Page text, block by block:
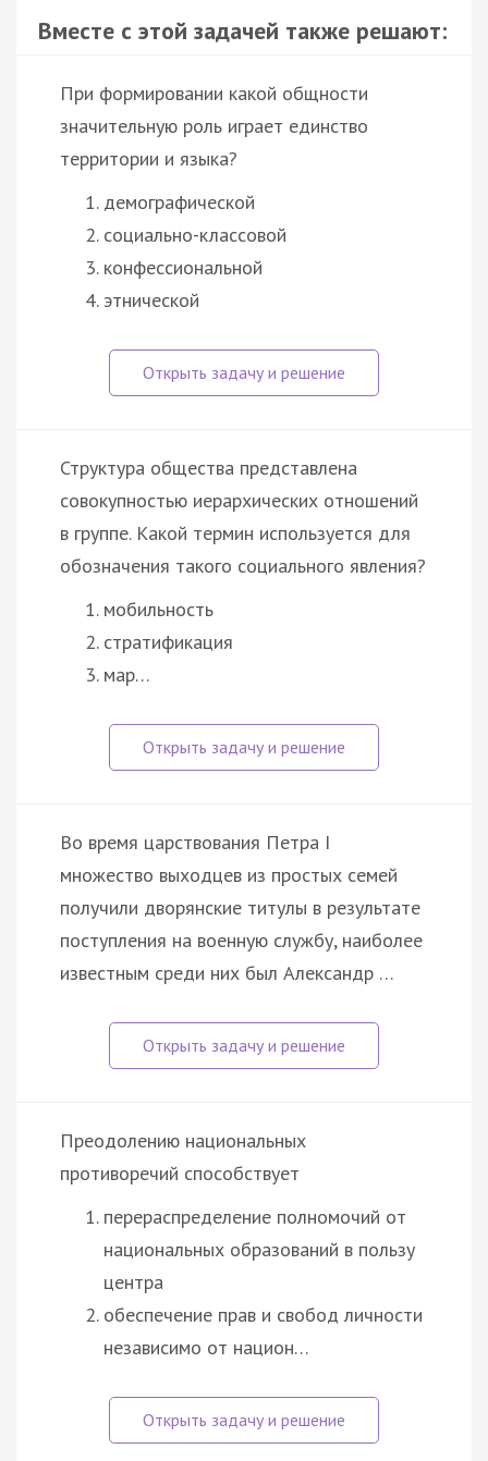
Вместе с этой задачей также решают:
При формировании какой общности
значительную роль играет единство
территории и языка?
демографической
социально-классовой
конфессиональной
этнической
Структура общества представлена
совокупностью иерархических отношений
в группе. Какой термин используется для
обозначения такого социального явления?
мобильность
стратификация
мар…
Во время царствования Петра I
множество выходцев из простых семей
получили дворянские титулы в результате
поступления на военную службу, наиболее
известным среди них был Александр …
Преодолению национальных
противоречий способствует
перераспределение полномочий от
национальных образований в пользу
центра
обеспечение прав и свобод личности
независимо от национ…